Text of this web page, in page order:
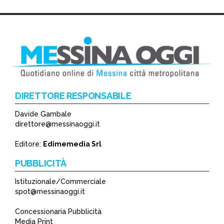
DIRETTORE RESPONSABILE
Davide Gambale
direttore@messinaoggi.it
Editore: Edimemedia Srl
PUBBLICITÀ
Istituzionale/Commerciale
spot@messinaoggi.it
Concessionaria Pubblicità
Media Print